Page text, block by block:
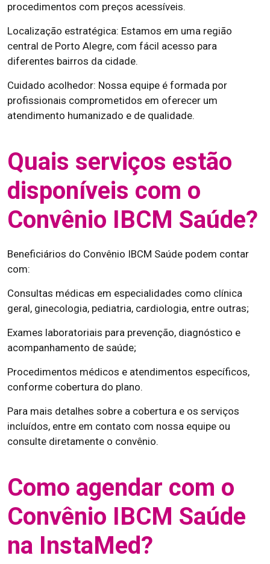
procedimentos com preços acessíveis.
Localização estratégica: Estamos em uma região
central de Porto Alegre, com fácil acesso para
diferentes bairros da cidade.
Cuidado acolhedor: Nossa equipe é formada por
profissionais comprometidos em oferecer um
atendimento humanizado e de qualidade.
Quais serviços estão
disponíveis com o
Convênio IBCM Saúde?
Beneficiários do Convênio IBCM Saúde podem contar
com:
Consultas médicas em especialidades como clínica
geral, ginecologia, pediatria, cardiologia, entre outras;
Exames laboratoriais para prevenção, diagnóstico e
acompanhamento de saúde;
Procedimentos médicos e atendimentos específicos,
conforme cobertura do plano.
Para mais detalhes sobre a cobertura e os serviços
incluídos, entre em contato com nossa equipe ou
consulte diretamente o convênio.
Como agendar com o
Convênio IBCM Saúde
na InstaMed?